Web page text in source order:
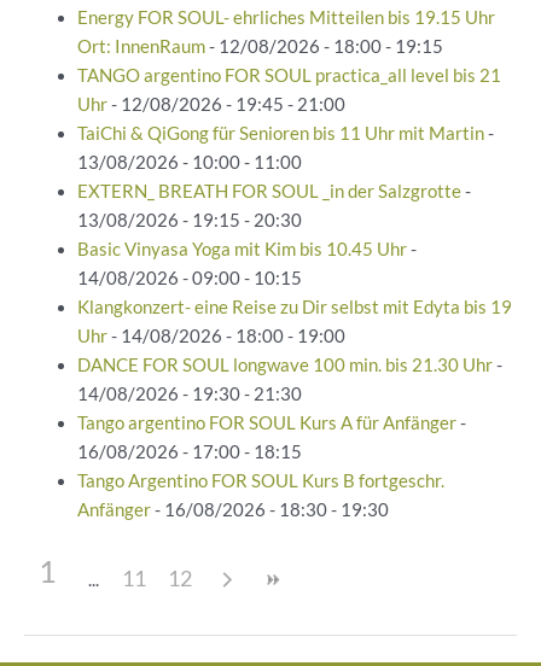
Energy FOR SOUL- ehrliches Mitteilen bis 19.15 Uhr
Ort: InnenRaum- 12/08/2026 - 18:00 - 19:15
TANGO argentino FOR SOUL practica_all level bis 21
Uhr- 12/08/2026 - 19:45 - 21:00
TaiChi & QiGong für Senioren bis 11 Uhr mit Martin-
13/08/2026 - 10:00 - 11:00
EXTERN_ BREATH FOR SOUL _in der Salzgrotte-
13/08/2026 - 19:15 - 20:30
Basic Vinyasa Yoga mit Kim bis 10.45 Uhr-
14/08/2026 - 09:00 - 10:15
Klangkonzert- eine Reise zu Dir selbst mit Edyta bis 19
Uhr- 14/08/2026 - 18:00 - 19:00
DANCE FOR SOUL longwave 100 min. bis 21.30 Uhr-
14/08/2026 - 19:30 - 21:30
Tango argentino FOR SOUL Kurs A für Anfänger-
16/08/2026 - 17:00 - 18:15
Tango Argentino FOR SOUL Kurs B fortgeschr.
Anfänger- 16/08/2026 - 18:30 - 19:30
1 11 12